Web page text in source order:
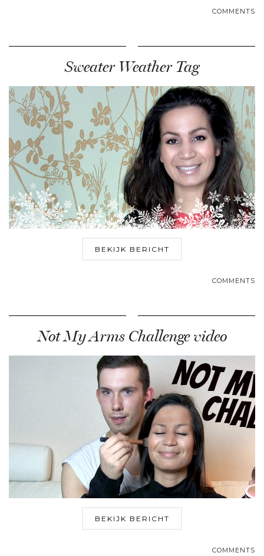
COMMENTS
Sweater Weather Tag
BEKIJK BERICHT
COMMENTS
Not My Arms Challenge video
BEKIJK BERICHT
COMMENTS